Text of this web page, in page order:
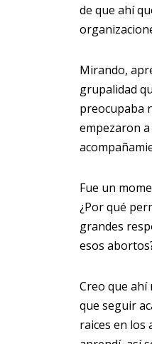
de que ahí
Mirando,
grupalidad
preocupaba
empezaron
Fue un
¿Por qué
grandes
esos
Creo que
que seguir
raices en los